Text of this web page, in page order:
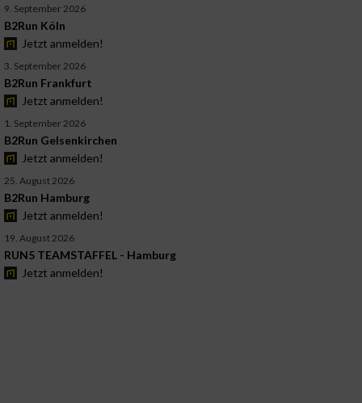
9. September 2026
B2Run Köln
Jetzt anmelden!
3. September 2026
B2Run Frankfurt
Jetzt anmelden!
1. September 2026
B2Run Gelsenkirchen
Jetzt anmelden!
25. August 2026
B2Run Hamburg
Jetzt anmelden!
19. August 2026
RUN5 TEAMSTAFFEL - Hamburg
Jetzt anmelden!